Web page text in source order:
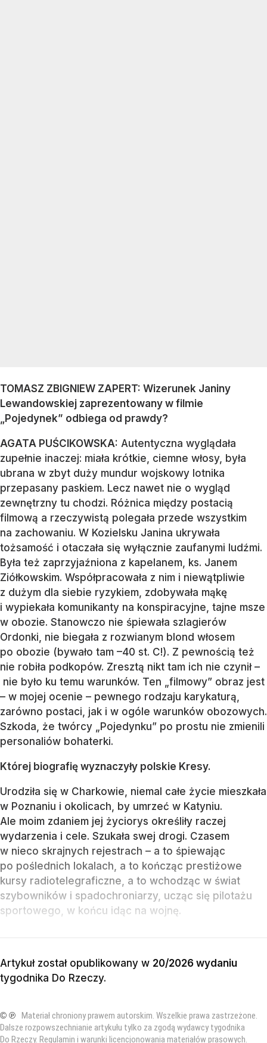
TOMASZ ZBIGNIEW ZAPERT: Wizerunek Janiny
Lewandowskiej zaprezentowany w filmie
„Pojedynek” odbiega od prawdy?
AGATA PUŚCIKOWSKA: Autentyczna wyglądała
zupełnie inaczej: miała krótkie, ciemne włosy, była
ubrana w zbyt duży mundur wojskowy lotnika
przepasany paskiem. Lecz nawet nie o wygląd
zewnętrzny tu chodzi. Różnica między postacią
filmową a rzeczywistą polegała przede wszystkim
na zachowaniu. W Kozielsku Janina ukrywała
tożsamość i otaczała się wyłącznie zaufanymi ludźmi.
Była też zaprzyjaźniona z kapelanem, ks. Janem
Ziółkowskim. Współpracowała z nim i niewątpliwie
z dużym dla siebie ryzykiem, zdobywała mąkę
i wypiekała komunikanty na konspiracyjne, tajne msze
w obozie. Stanowczo nie śpiewała szlagierów
Ordonki, nie biegała z rozwianym blond włosem
po obozie (bywało tam –40 st. C!). Z pewnością też
nie robiła podkopów. Zresztą nikt tam ich nie czynił –
nie było ku temu warunków. Ten „filmowy” obraz jest
– w mojej ocenie – pewnego rodzaju karykaturą,
zarówno postaci, jak i w ogóle warunków obozowych.
Szkoda, że twórcy „Pojedynku” po prostu nie zmienili
personaliów bohaterki.
Której biografię wyznaczyły polskie Kresy.
Urodziła się w Charkowie, niemal całe życie mieszkała
w Poznaniu i okolicach, by umrzeć w Katyniu.
Ale moim zdaniem jej życiorys określiły raczej
wydarzenia i cele. Szukała swej drogi. Czasem
w nieco skrajnych rejestrach – a to śpiewając
po poślednich lokalach, a to kończąc prestiżowe
kursy radiotelegraficzne, a to wchodząc w świat
szybowników i spadochroniarzy, ucząc się pilotażu
sportowego, w końcu idąc na wojnę.
Artykuł został opublikowany w 20/2026 wydaniu
tygodnika Do Rzeczy.
© ℗ Materiał chroniony prawem autorskim. Wszelkie prawa zastrzeżone.
Dalsze rozpowszechnianie artykułu tylko za zgodą wydawcy tygodnika
Do Rzeczy. Regulamin i warunki licencjonowania materiałów prasowych